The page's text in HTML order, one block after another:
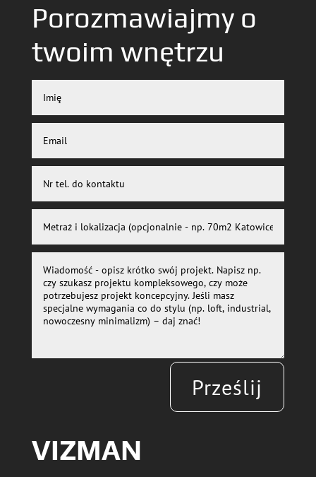
Porozmawiajmy o
twoim wnętrzu
Prześlij
VIZMAN